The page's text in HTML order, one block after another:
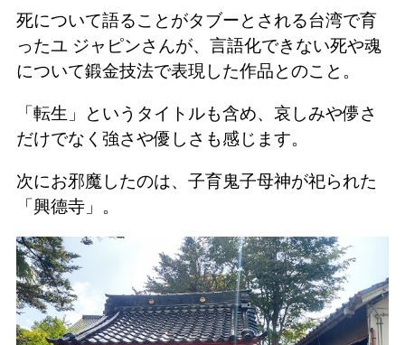
死について語ることがタブーとされる台湾で育
ったユ ジャピンさんが、言語化できない死や魂
について鍛金技法で表現した作品とのこと。
「転生」というタイトルも含め、哀しみや儚さ
だけでなく強さや優しさも感じます。
次にお邪魔したのは、子育鬼子母神が祀られた
「興德寺」。